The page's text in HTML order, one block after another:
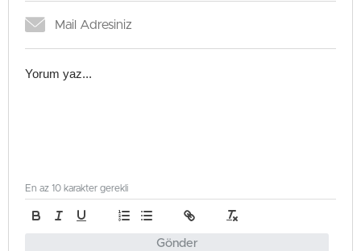
Gönder
En az 10 karakter gerekli